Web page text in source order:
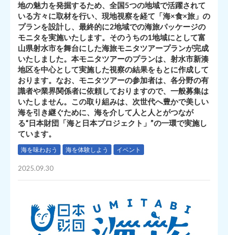
地の魅力を発掘するため、全国5つの地域で活躍されて
いる方々に取材を行い、現地視察を経て「海×食×旅」の
プランを設計し、最終的に2地域での海旅パッケージの
モニタを実施いたします。そのうちの1地域にとして富
山県射水市を舞台にした海旅モニタツアープランが完成
いたしました。本モニタツアーのプランは、射水市新湊
地区を中心として実施した視察の結果をもとに作成して
おります。なお、モニタツアーの参加者は、各分野の有
識者や業界関係者に依頼しておりますので、一般募集は
いたしません。この取り組みは、次世代へ豊かで美しい
海を引き継ぐために、海を介して人と人とがつなが
る“日本財団「海と日本プロジェクト」”の一環で実施し
ています。
海を味わおう 海を体験しよう イベント
2025.09.30